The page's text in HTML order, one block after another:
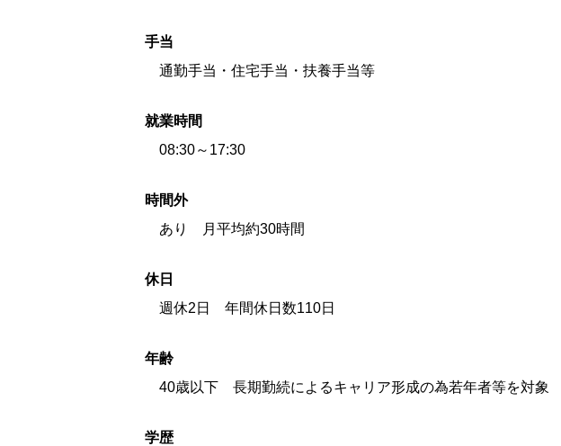
手当
通勤手当・住宅手当・扶養手当等
就業時間
08:30～17:30
時間外
あり 月平均約30時間
休日
週休2日 年間休日数110日
年齢
40歳以下 長期勤続によるキャリア形成の為若年者等を対象
学歴